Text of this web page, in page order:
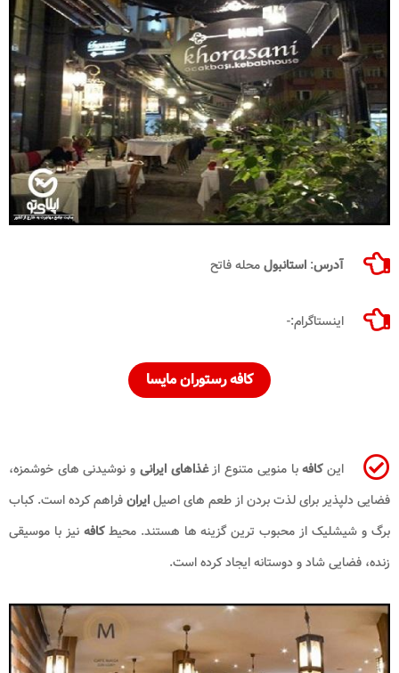
آدرس: استانبولمحله فاتح
اینستاگرام:-
کافه رستوران مایسا
اینکافهبا منویی متنوع ازغذاهای ایرانی و نوشیدنی های خوشمزه،
فضایی دلپذیر برای لذت بردن از طعم های اصیلایرانفراهم کرده است. کباب
برگ و شیشلیک از محبوب ترین گزینه ها هستند. محیطکافهنیز با موسیقی
زنده، فضایی شاد و دوستانه ایجاد کرده است.